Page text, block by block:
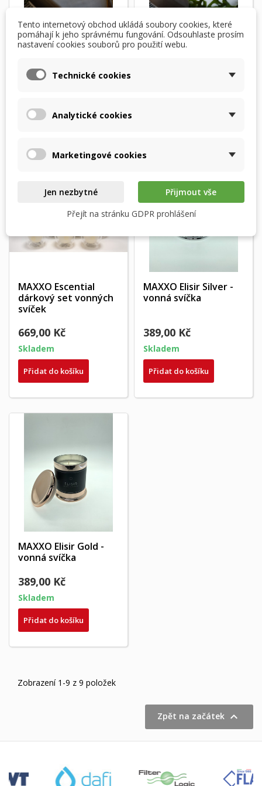
MAXXO Escential
Floris - vonná svíčka
394,00 Kč
Přidat do košíku
MAXXO Escential
Orchid Noir - vonná
svíčka
MAXXO Escential
dárkový set vonných
svíček
669,00 Kč
Skladem
Přidat do košíku
MAXXO Elisir Silver -
vonná svíčka
389,00 Kč
Skladem
Přidat do košíku
MAXXO Elisir Gold -
vonná svíčka
389,00 Kč
Skladem
Přidat do košíku
Zobrazení 1-9 z 9 položek
Zpět na začátek 
add_circle_outline Vytvořit nový seznam
((modalTitle)) ×
Zrušit Vytvořit seznam přání
Tento internetový obchod ukládá soubory cookies, které
pomáhají k jeho správnému fungování. Odsouhlaste prosím
nastavení cookies souborů pro použití webu.
Technické cookies
Analytické cookies
Marketingové cookies
Jen nezbytné
Přijmout vše
Přejít na stránku GDPR prohlášení